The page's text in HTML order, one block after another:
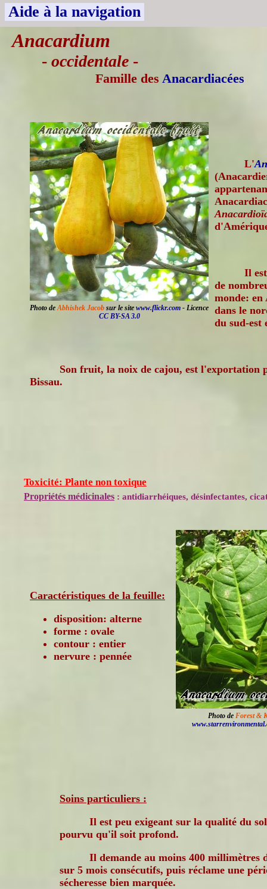
Aide à la navigation
Anacardium
- occidentale -
Famille des Anacardiacées
Photo deAbhishek Jacob sur le site www.flickr.com - Licence
CC BY-SA 3.0
L'
Il
de
monde:
dans le
du sud-est
Son fruit, la noix de cajou, est l'exportation
Bissau.
Toxicité: Plante non toxique
Propriétés médicinales : antidiarrhéiques, désinfectantes,
Photo de Forest &
Caractéristiques de la feuille:
disposition: alterne
forme : ovale
contour : entier
nervure : pennée
Soins particuliers :
Il est peu exigeant sur la qualité du
pourvu qu'il soit profond.
Il demande au moins 400 millimètres
sur 5 mois consécutifs, puis réclame une
sécheresse bien marquée.